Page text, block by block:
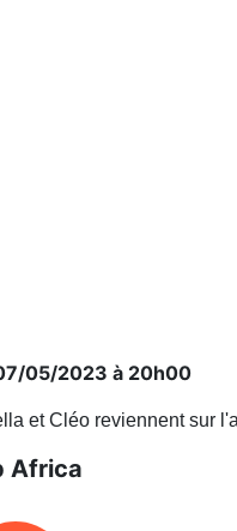
05/2023 à 20h00
et Cléo reviennent sur
Africa